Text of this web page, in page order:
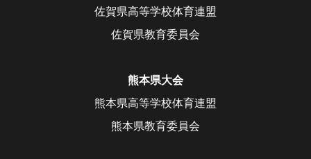
佐賀県高等学校体育連盟
佐賀県教育委員会
熊本県大会
熊本県高等学校体育連盟
熊本県教育委員会